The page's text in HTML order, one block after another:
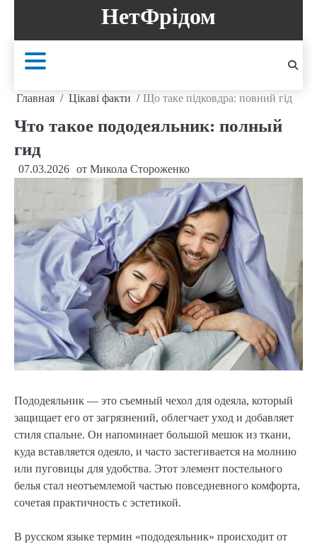
содержанию
НетФрідом
Главная Цікаві факти Що таке підковдра: повний гід
Что такое пододеяльник: полный
гид
07.03.2026 от Микола Стороженко
Пододеяльник — это съемный чехол для одеяла, который
защищает его от загрязнений, облегчает уход и добавляет
стиля спальне. Он напоминает большой мешок из ткани,
куда вставляется одеяло, и часто застегивается на молнию
или пуговицы для удобства. Этот элемент постельного
белья стал неотъемлемой частью повседневного комфорта,
сочетая практичность с эстетикой.
В русском языке термин «пододеяльник» происходит от